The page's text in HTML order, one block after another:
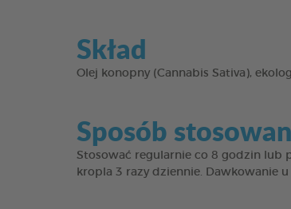
Skład
Olej konopny (Cannabis Sativa),
Sposób
Stosować regularnie co 8 godzin lub
kropla 3 razy dziennie. Dawkowanie